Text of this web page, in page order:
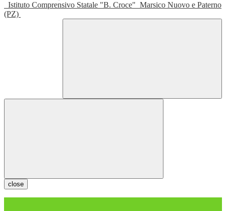
Istituto Comprensivo Statale "B. Croce" Marsico Nuovo e Paterno
(PZ)
close